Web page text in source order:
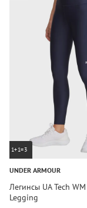
1+1=3
UNDER ARMOUR
Легинсы UA Tech
Legging